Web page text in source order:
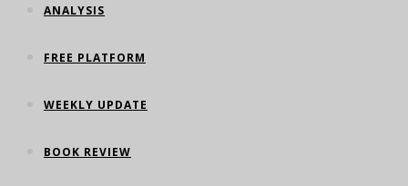
ANALYSIS
FREE PLATFORM
WEEKLY UPDATE
BOOK REVIEW